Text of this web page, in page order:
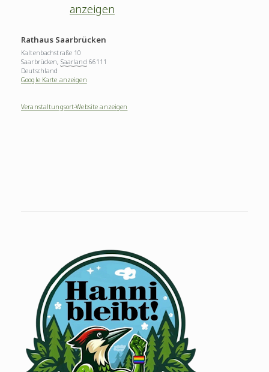
anzeigen
Rathaus Saarbrücken
Kaltenbachstraße 10
Saarbrücken, Saarland 66111
Deutschland
Google Karte anzeigen
Veranstaltungsort-Website anzeigen